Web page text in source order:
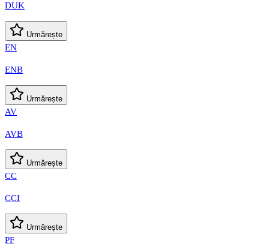
DUK
Urmărește
EN
ENB
Urmărește
AV
AVB
Urmărește
CC
CCI
Urmărește
PF